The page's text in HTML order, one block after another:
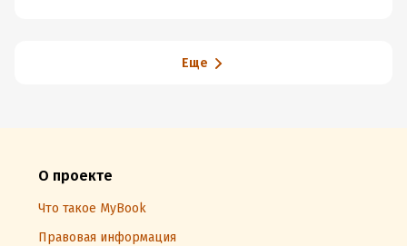
Еще
О проекте
Что такое MyBook
Правовая информация